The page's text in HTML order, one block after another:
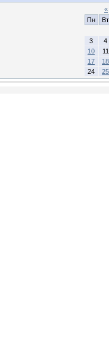
«
Пн
Вт
3
4
10
11
17
18
24
25